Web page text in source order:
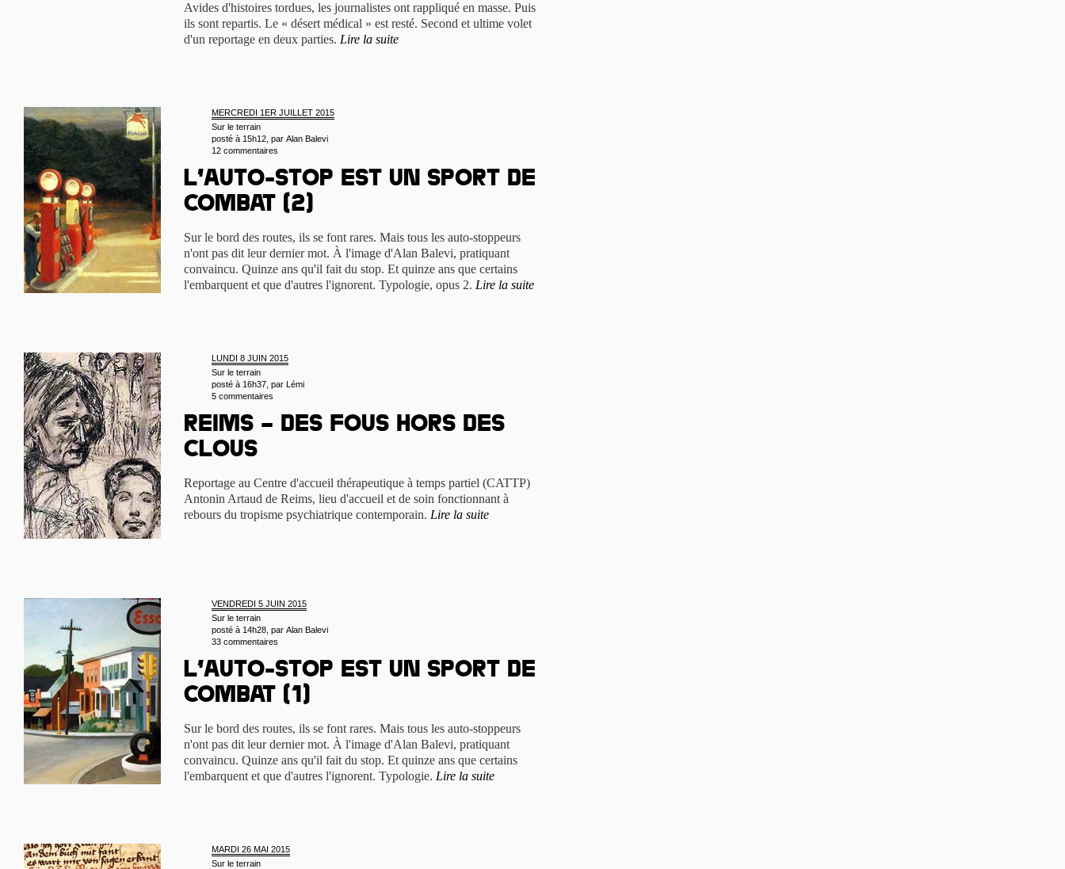
Avides d'histoires tordues, les journalistes ont rappliqué en masse. Puis
ils sont repartis. Le « désert médical » est resté. Second et ultime volet
d'un reportage en deux parties. Lire la suite
MERCREDI 1ER JUILLET 2015
Sur le terrain
posté à 15h12, par Alan Balevi
12 commentaires
L’auto-stop est un sport de
combat (2)
Sur le bord des routes, ils se font rares. Mais tous les auto-stoppeurs
n'ont pas dit leur dernier mot. À l'image d'Alan Balevi, pratiquant
convaincu. Quinze ans qu'il fait du stop. Et quinze ans que certains
l'embarquent et que d'autres l'ignorent. Typologie, opus 2. Lire la suite
LUNDI 8 JUIN 2015
Sur le terrain
posté à 16h37, par Lémi
5 commentaires
Reims – Des fous hors des
clous
Reportage au Centre d'accueil thérapeutique à temps partiel (CATTP)
Antonin Artaud de Reims, lieu d'accueil et de soin fonctionnant à
rebours du tropisme psychiatrique contemporain. Lire la suite
VENDREDI 5 JUIN 2015
Sur le terrain
posté à 14h28, par Alan Balevi
33 commentaires
L’auto-stop est un sport de
combat (1)
Sur le bord des routes, ils se font rares. Mais tous les auto-stoppeurs
n'ont pas dit leur dernier mot. À l'image d'Alan Balevi, pratiquant
convaincu. Quinze ans qu'il fait du stop. Et quinze ans que certains
l'embarquent et que d'autres l'ignorent. Typologie. Lire la suite
MARDI 26 MAI 2015
Sur le terrain